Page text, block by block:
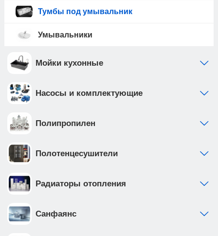
Тумбы под умывальник
Умывальники
Мойки кухонные
Насосы и комплектующие
Полипропилен
Полотенцесушители
Радиаторы отопления
Санфаянс